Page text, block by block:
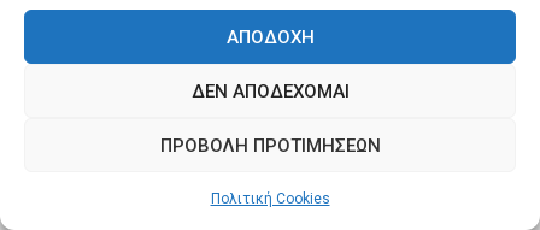
ΑΠΟΔΟΧΉ
ΔΕΝ ΑΠΟΔΈΧΟΜΑΙ
ΠΡΟΒΟΛΉ ΠΡΟΤΙΜΉΣΕΩΝ
Πολιτική Cookies
εξοπλισμού για εργασίες σε
ύψος και είσοδο σε
περιορισμένους χώρους
Εκπαιδεύουμε για να
αλλάξουμε ζωές;
Ιωάννης Ρέτσιος Πυρόσβεση & Πυρασφάλεια